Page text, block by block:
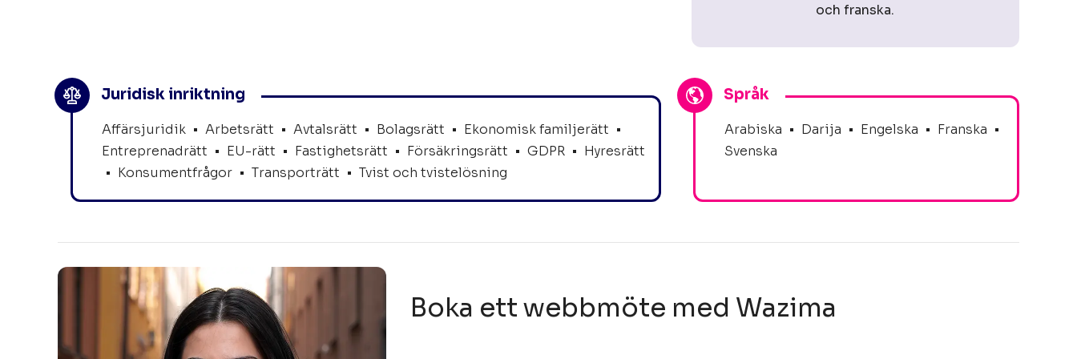
och franska.
Juridisk inriktning
Affärsjuridik • Arbetsrätt • Avtalsrätt • Bolagsrätt • Ekonomisk familjerätt •
Entreprenadrätt • EU-rätt • Fastighetsrätt • Försäkringsrätt • GDPR • Hyresrätt
• Konsumentfrågor • Transporträtt • Tvist och tvistelösning
Språk
Arabiska • Darija • Engelska • Franska •
Svenska
Boka ett webbmöte med Wazima